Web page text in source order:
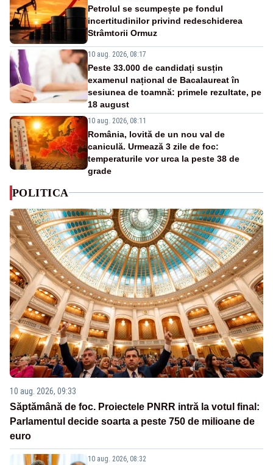
Petrolul se scumpește pe fondul
incertitudinilor privind redeschiderea
Strâmtorii Ormuz
10 aug. 2026, 08:17
Peste 33.000 de candidați susțin
examenul național de Bacalaureat în
sesiunea de toamnă: primele rezultate, pe
18 august
10 aug. 2026, 08:11
România, lovită de un nou val de
caniculă. Urmează 3 zile de foc:
temperaturile vor urca la peste 38 de
grade
POLITICA
10 aug. 2026, 09:33
Săptămână de foc. Proiectele PNRR intră la votul final:
Parlamentul decide soarta a peste 750 de milioane de
euro
10 aug. 2026, 08:32